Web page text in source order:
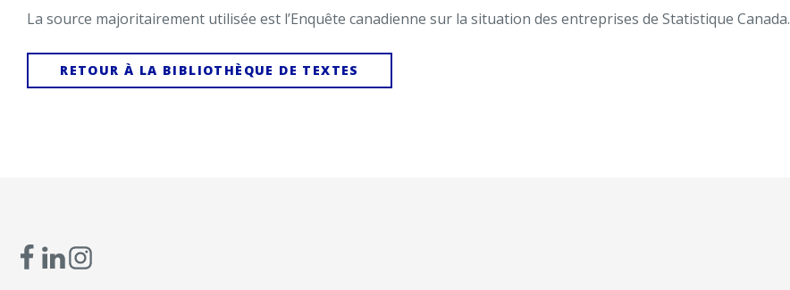
La source majoritairement utilisée est l’Enquête canadienne sur la situation des entreprises de Statistique Canada.
RETOUR À LA BIBLIOTHÈQUE DE TEXTES